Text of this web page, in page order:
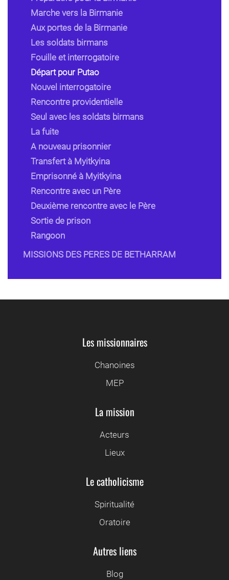
Marche vers la Birmanie
Aux portes de la Birmanie
Les soldats birmans
Fouille et interrogatoire
Départ pour Putao
Nouvel interrogatoire
Rencontre providentielle
Seul avec les soldats birmans
La fuite
A nouveau prisonnier
Transfert à Myitkyina
Emprisonné à Myitkyina
Rencontre avec un Père
Deuxième rencontre avec le Père
Sortie de prison
Rangoon
MISSIONS DES PERES DE BETHARRAM
Les missionnaires
Chanoines
MEP
La mission
Acteurs
Lieux
Le catholicisme
Spiritualité
Oratoire
Autres liens
Blog